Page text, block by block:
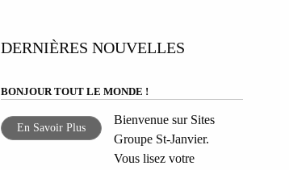
DERNIÈRES NOUVELLES
BONJOUR TOUT LE MONDE !
En Savoir Plus
Bienvenue sur Sites
Groupe St-Janvier.
Vous lisez votre